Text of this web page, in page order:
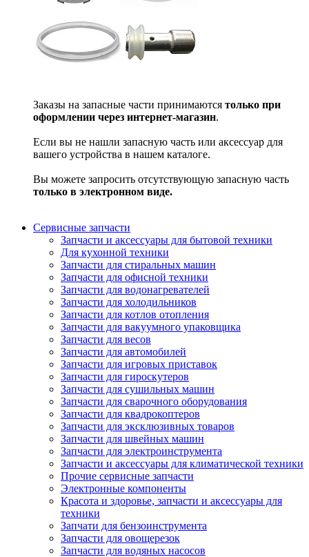
Заказы на запасные части принимаются только при
оформлении через интернет-магазин.
Если вы не нашли запасную часть или аксессуар для
вашего устройства в нашем каталоге.
Вы можете запросить отсутствующую запасную часть
только в электронном виде.
Сервисные запчасти
Запчасти и аксессуары для бытовой техники
Для кухонной техники
Запчасти для стиральных машин
Запчасти для офисной техники
Запчасти для водонагревателей
Запчасти для холодильников
Запчасти для котлов отопления
Запчасти для вакуумного упаковщика
Запчасти для весов
Запчасти для автомобилей
Запчасти для игровых приставок
Запчасти для гироскутеров
Запчасти для сушильных машин
Запчасти для сварочного оборудования
Запчасти для квадрокоптеров
Запчасти для эксклюзивных товаров
Запчасти для швейных машин
Запчасти для электроинструмента
Запчасти и аксессуары для климатической техники
Прочие сервисные запчасти
Электронные компоненты
Красота и здоровье, запчасти и аксессуары для
техники
Запчати для бензоинструмента
Запчасти для овощерезок
Запчасти для водяных насосов